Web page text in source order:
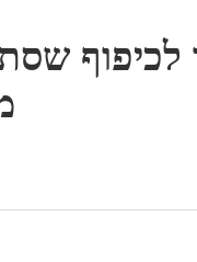
לכיפוף